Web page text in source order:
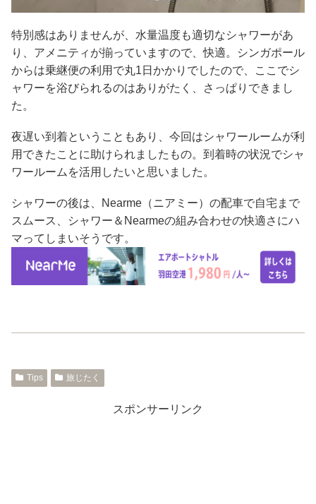
特別感はありませんが、水量温度も適切なシャワーがあ
り、アメニティが揃っていますので、快適。シンガポール
からは乗継便の利用で丸1日かかりでしたので、ここでシ
ャワーを浴びられるのはありがたく、さっぱりできまし
た。
夜遅い到着ということもあり、今回はシャワールームが利
用できたことに助けられましたもの。到着時の状況でシャ
ワールームを活用したいと思いました。
シャワーの後は、Nearme（ニアミー）の配車で自宅まで
スムース、シャワー＆Nearmeの組み合わせの快適さにハ
マってしまいそうです。
Tips 旅じたく
スポンサーリンク